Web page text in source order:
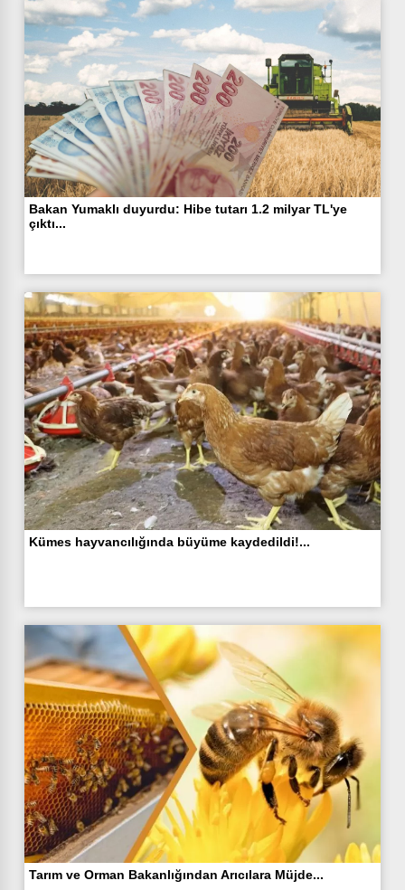
Bakan Yumaklı duyurdu: Hibe tutarı 1.2 milyar TL'ye
çıktı...
Kümes hayvancılığında büyüme kaydedildi!...
Tarım ve Orman Bakanlığından Arıcılara Müjde...